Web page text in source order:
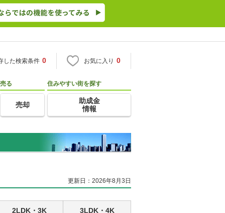
した検索条件 0 お気に入り 0
売る
売却
住みやすい街を探す
助成金
情報
更新日：2026年8月3日
2LDK・3K
3LDK・4K